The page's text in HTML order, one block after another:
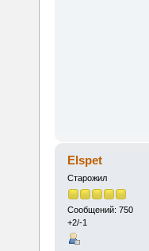
Elspet
Старожил
Сообщений: 750
+2/-1